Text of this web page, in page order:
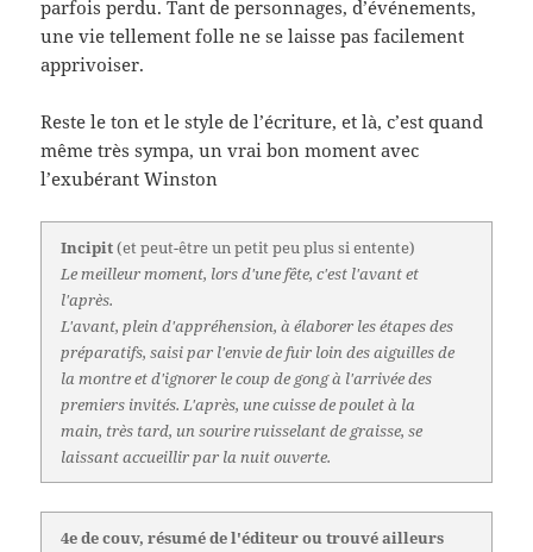
parfois perdu. Tant de personnages, d’événements,
une vie tellement folle ne se laisse pas facilement
apprivoiser.
Reste le ton et le style de l’écriture, et là, c’est quand
même très sympa, un vrai bon moment avec
l’exubérant Winston
Incipit(et peut-être un petit peu plus si entente)
Le meilleur moment, lors d'une fête, c'est l'avant et
l'après.
L'avant, plein d'appréhension, à élaborer les étapes des
préparatifs, saisi par l'envie de fuir loin des aiguilles de
la montre et d'ignorer le coup de gong à l'arrivée des
premiers invités. L'après, une cuisse de poulet à la
main, très tard, un sourire ruisselant de graisse, se
laissant accueillir par la nuit ouverte.
4e de couv, résumé de l'éditeur ou trouvé ailleurs